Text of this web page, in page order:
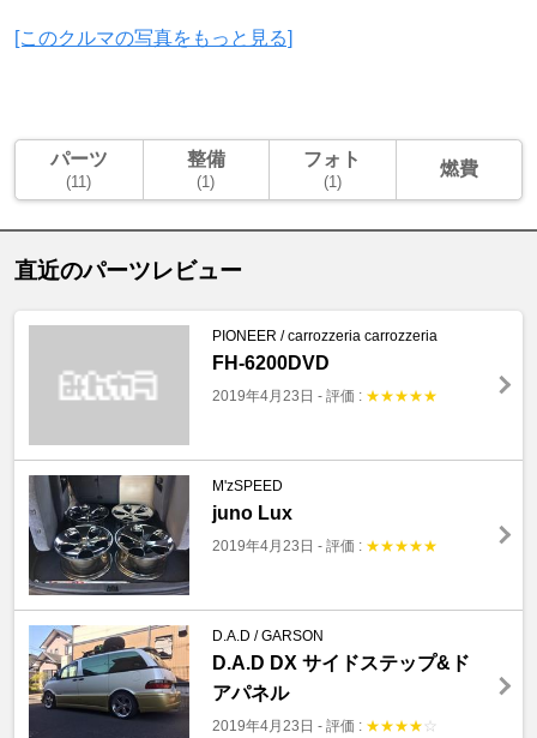
[このクルマの写真をもっと見る]
パーツ
(11)
整備
(1)
フォト
(1)
燃費
直近のパーツレビュー
PIONEER / carrozzeria carrozzeria
FH-6200DVD
2019年4月23日 - 評価 : ★★★★★
M'zSPEED
juno Lux
2019年4月23日 - 評価 : ★★★★★
D.A.D / GARSON
D.A.D DX サイドステップ&ド
アパネル
2019年4月23日 - 評価 : ★★★★ ☆